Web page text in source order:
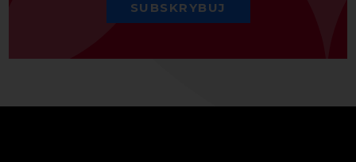
SUBSKRYBUJ